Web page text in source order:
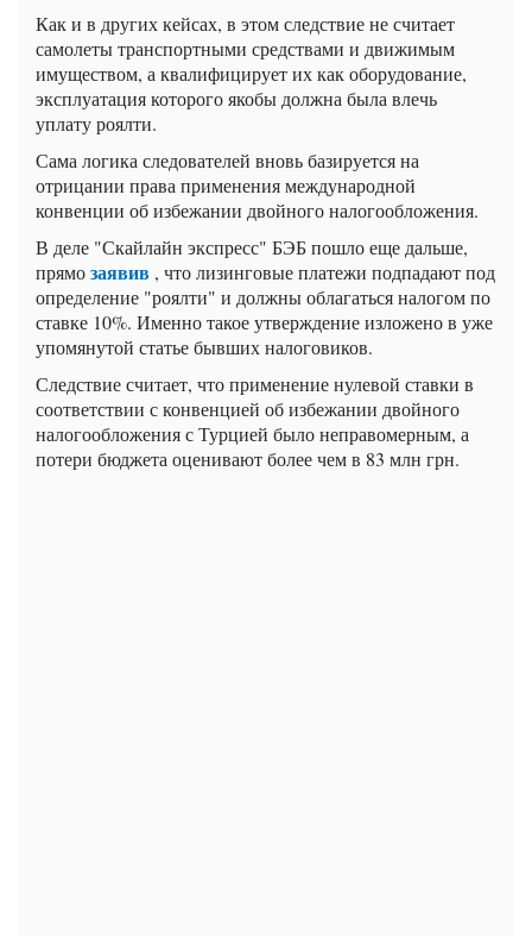
Как и в других кейсах, в этом следствие не считает
самолеты транспортными средствами и движимым
имуществом, а квалифицирует их как оборудование,
эксплуатация которого якобы должна была влечь
уплату роялти.
Сама логика следователей вновь базируется на
отрицании права применения международной
конвенции об избежании двойного налогообложения.
В деле "Скайлайн экспресс" БЭБ пошло еще дальше,
прямозаявив , что лизинговые платежи подпадают под
определение "роялти" и должны облагаться налогом по
ставке 10%. Именно такое утверждение изложено в уже
упомянутой статье бывших налоговиков.
Следствие считает, что применение нулевой ставки в
соответствии с конвенцией об избежании двойного
налогообложения с Турцией было неправомерным, а
потери бюджета оценивают более чем в 83 млн грн.